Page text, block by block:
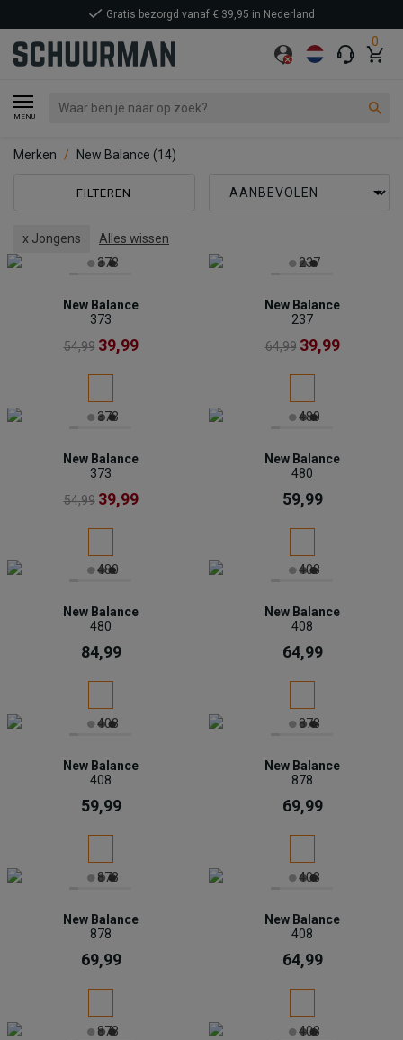
0
MENU
Gratis bezorgd vanaf € 39,95 in Nederland
Merken New Balance (14)
FILTEREN
x Jongens Alles wissen
New Balance
373
54,99 39,99
New Balance
237
64,99 39,99
New Balance
373
54,99 39,99
New Balance
480
59,99
New Balance
480
84,99
New Balance
408
64,99
New Balance
408
59,99
New Balance
878
69,99
New Balance
878
69,99
New Balance
408
64,99